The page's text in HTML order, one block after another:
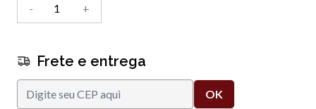
-
+
Frete e entrega